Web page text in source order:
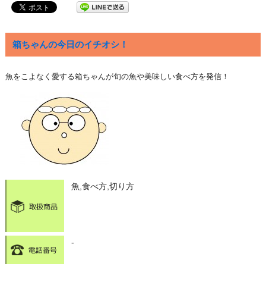
箱ちゃんの今日のイチオシ！
魚をこよなく愛する箱ちゃんが旬の魚や美味しい食べ方を発信！
魚,食べ方,切り方
-